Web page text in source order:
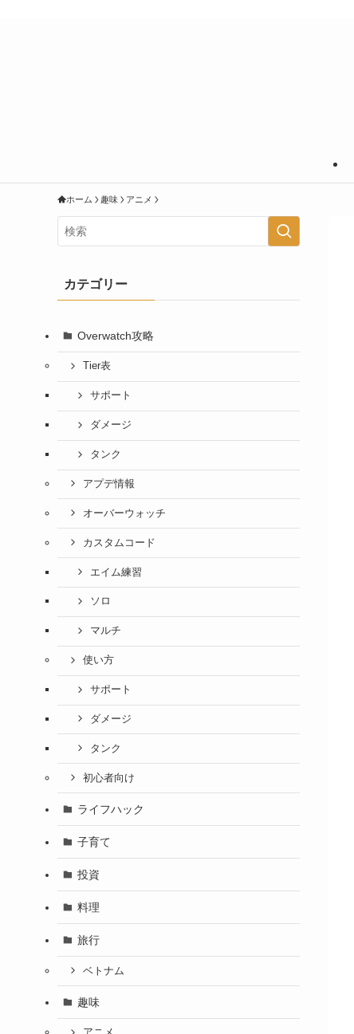
ホーム 趣味 アニメ
カテゴリー
Overwatch攻略
Tier表
サポート
ダメージ
タンク
アプデ情報
オーバーウォッチ
カスタムコード
エイム練習
ソロ
マルチ
使い方
サポート
ダメージ
タンク
初心者向け
ライフハック
子育て
投資
料理
旅行
ベトナム
趣味